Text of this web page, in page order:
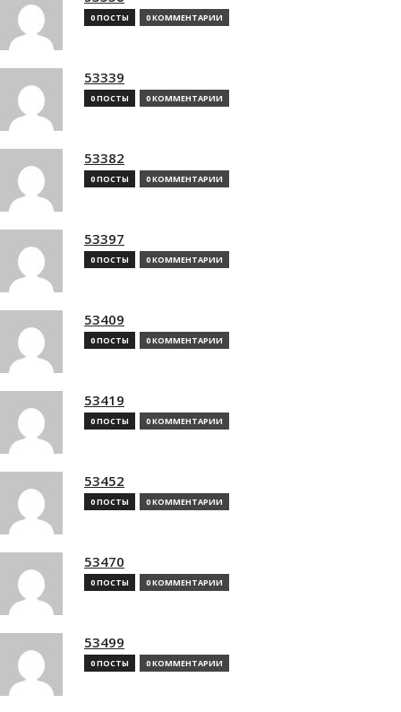
0 ПОСТЫ 0 КОММЕНТАРИИ
53339
0 ПОСТЫ 0 КОММЕНТАРИИ
53382
0 ПОСТЫ 0 КОММЕНТАРИИ
53397
0 ПОСТЫ 0 КОММЕНТАРИИ
53409
0 ПОСТЫ 0 КОММЕНТАРИИ
53419
0 ПОСТЫ 0 КОММЕНТАРИИ
53452
0 ПОСТЫ 0 КОММЕНТАРИИ
53470
0 ПОСТЫ 0 КОММЕНТАРИИ
53499
0 ПОСТЫ 0 КОММЕНТАРИИ